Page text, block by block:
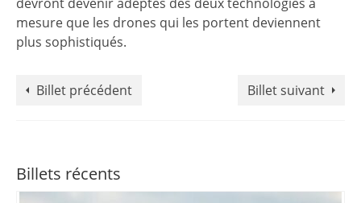
mesure que les drones qui les portent deviennent
plus sophistiqués.
Billet précédent Billet suivant
Billets récents